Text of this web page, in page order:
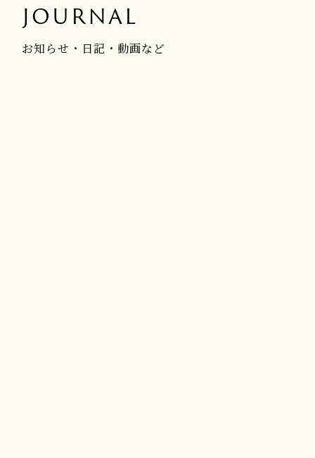
JOURNAL
お知らせ・日記・動画など